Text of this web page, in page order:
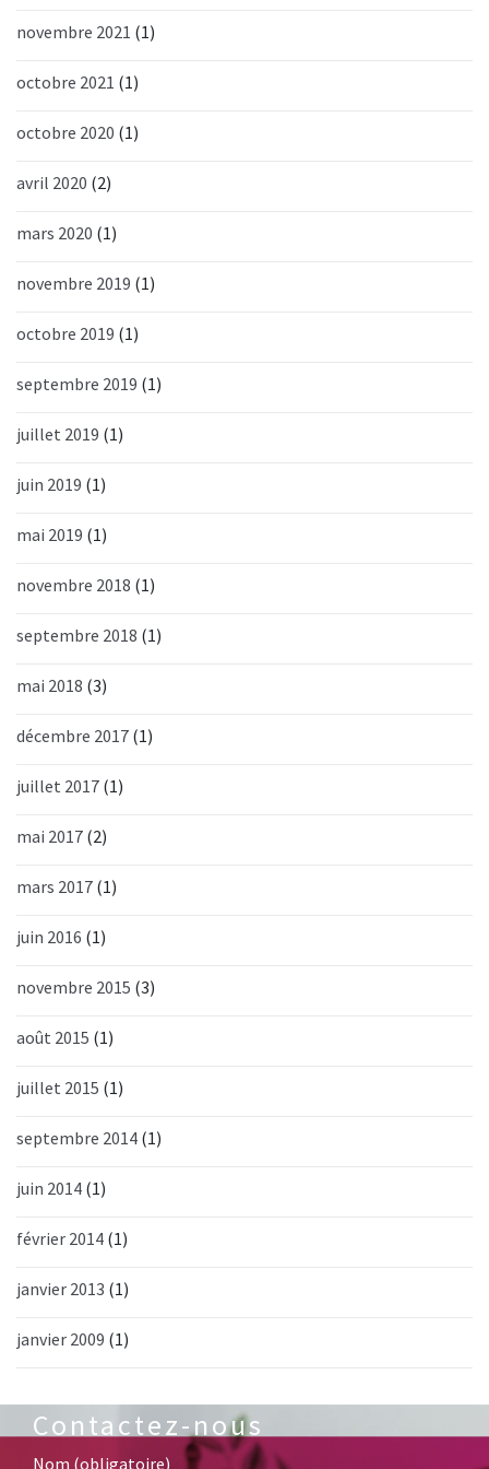
novembre 2021 (1)
octobre 2021 (1)
octobre 2020 (1)
avril 2020 (2)
mars 2020 (1)
novembre 2019 (1)
octobre 2019 (1)
septembre 2019 (1)
juillet 2019 (1)
juin 2019 (1)
mai 2019 (1)
novembre 2018 (1)
septembre 2018 (1)
mai 2018 (3)
décembre 2017 (1)
juillet 2017 (1)
mai 2017 (2)
mars 2017 (1)
juin 2016 (1)
novembre 2015 (3)
août 2015 (1)
juillet 2015 (1)
septembre 2014 (1)
juin 2014 (1)
février 2014 (1)
janvier 2013 (1)
janvier 2009 (1)
Contactez-nous
Nom (obligatoire)